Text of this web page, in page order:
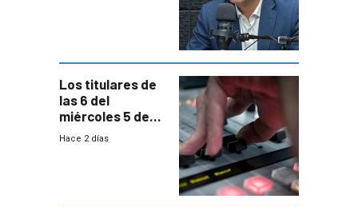
Los titulares de
las 6 del
miércoles 5 de
agosto de 2026
Hace 2 días